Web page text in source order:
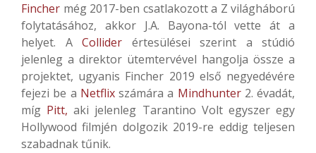
Fincher még 2017-ben csatlakozott a Z világháború
folytatásához, akkor J.A. Bayona-tól vette át a
helyet. A Collider értesülései szerint a stúdió
jelenleg a direktor ütemtervével hangolja össze a
projektet, ugyanis Fincher 2019 első negyedévére
fejezi be a Netflixszámára a Mindhunter2. évadát,
míg Pitt, aki jelenleg Tarantino Volt egyszer egy
Hollywood filmjén dolgozik 2019-re eddig teljesen
szabadnak tűnik.